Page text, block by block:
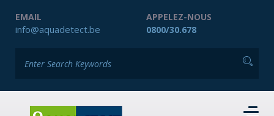
EMAIL
info@aquadetect.be
APPELEZ-NOUS
0800/30.678